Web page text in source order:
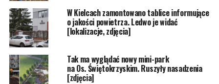
W Kielcach zamontowano tablice informujące
o jakości powietrza. Ledwo je widać
[lokalizacje, zdjęcia]
Tak ma wyglądać nowy mini-park
na Os. Świętokrzyskim. Ruszyły nasadzenia
[zdjęcia]